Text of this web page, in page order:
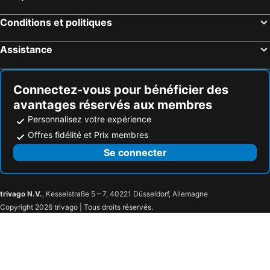
Conditions et politiques
Assistance
Connectez-vous pour bénéficier des
avantages réservés aux membres
Personnalisez votre expérience
Offres fidélité et Prix membres
Se connecter
trivago N.V., Kesselstraße 5 – 7, 40221 Düsseldorf, Allemagne
Copyright 2026 trivago | Tous droits réservés.